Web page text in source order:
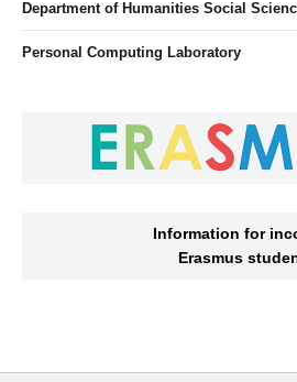
Department of Humanities Social
Personal Computing Laboratory
Information for
Erasmus